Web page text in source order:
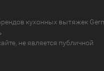
кухонных вытяжек
не является публичной